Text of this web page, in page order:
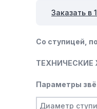
Заказать в
Со ступицей,
ТЕХНИЧЕСКИЕ
Параметры
Диаметр